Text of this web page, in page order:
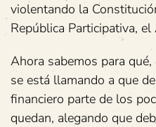
violentando la
República Participativa,
Ahora sabemos para
se está llamando a que
financiero parte de los
quedan, alegando que